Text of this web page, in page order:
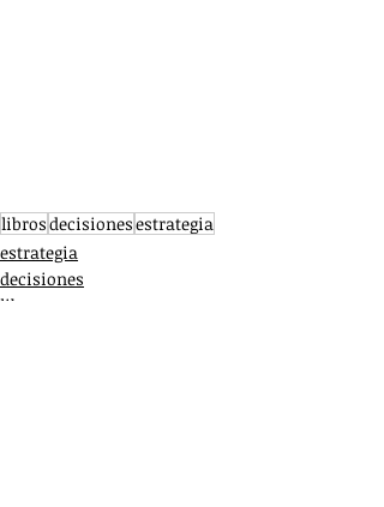
librosdecisionesestrategia
estrategia
decisiones
libros